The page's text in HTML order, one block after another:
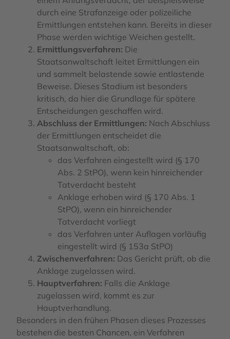
durch eine Strafanzeige oder polizeiliche
Ermittlungen entstehen kann. Bereits in dieser
Phase werden wichtige Weichen gestellt.
Ermittlungsverfahren: Die
Staatsanwaltschaft leitet Ermittlungen ein
und sammelt belastende sowie entlastende
Beweise. Dieses Stadium ist besonders
kritisch, da hier die Grundlage für spätere
Entscheidungen geschaffen wird.
Abschluss der Ermittlungen: Nach Abschluss
der Ermittlungen entscheidet die
Staatsanwaltschaft, ob:
das Verfahren eingestellt wird (§ 170
Abs. 2 StPO), wenn kein hinreichender
Tatverdacht besteht
Anklage erhoben wird (§ 170 Abs. 1
StPO), wenn ein hinreichender
Tatverdacht vorliegt
das Verfahren unter Auflagen vorläufig
eingestellt wird (§ 153a StPO)
Zwischenverfahren: Das Gericht prüft, ob die
Anklage zugelassen wird.
Hauptverfahren: Falls die Anklage
zugelassen wird, kommt es zur
Hauptverhandlung.
Besonders in den frühen Phasen dieses Prozesses
bestehen die besten Chancen, ein Verfahren